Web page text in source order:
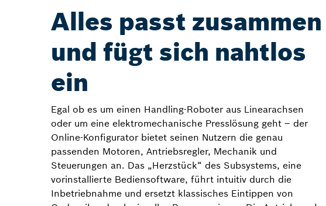
Alles passt zusammen
und fügt sich nahtlos
ein
Egal ob es um einen Handling-Roboter aus Linearachsen
oder um eine elektromechanische Presslösung geht – der
Online-Konfigurator bietet seinen Nutzern die genau
passenden Motoren, Antriebsregler, Mechanik und
Steuerungen an. Das „Herzstück“ des Subsystems, eine
vorinstallierte Bediensoftware, führt intuitiv durch die
Inbetriebnahme und ersetzt klassisches Eintippen von